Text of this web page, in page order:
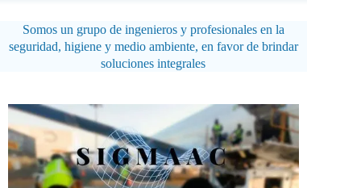
Somos un grupo de ingenieros y profesionales en la
seguridad, higiene y medio ambiente, en favor de brindar
soluciones integrales